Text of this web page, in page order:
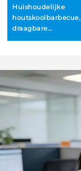
Huishoudelijke
houtskoolbarbecue,
draagbare